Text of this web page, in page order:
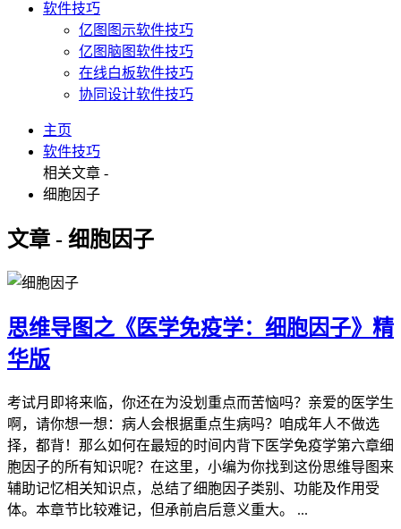
软件技巧
亿图图示软件技巧
亿图脑图软件技巧
在线白板软件技巧
协同设计软件技巧
主页
软件技巧
相关文章 -
细胞因子
文章 - 细胞因子
思维导图之《医学免疫学：细胞因子》精
华版
考试月即将来临，你还在为没划重点而苦恼吗？亲爱的医学生
啊，请你想一想：病人会根据重点生病吗？咱成年人不做选
择，都背！那么如何在最短的时间内背下医学免疫学第六章细
胞因子的所有知识呢？在这里，小编为你找到这份思维导图来
辅助记忆相关知识点，总结了细胞因子类别、功能及作用受
体。本章节比较难记，但承前启后意义重大。 ...